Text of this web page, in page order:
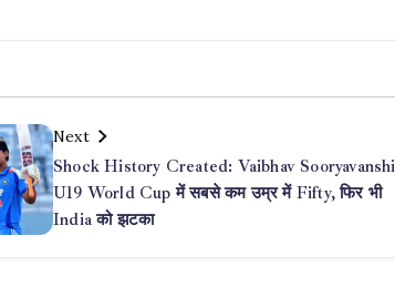
Next
Shock History Created: Vaibhav Sooryavanshi
U19 World Cup में सबसे कम उम्र में Fifty, फिर भी
India को झटका